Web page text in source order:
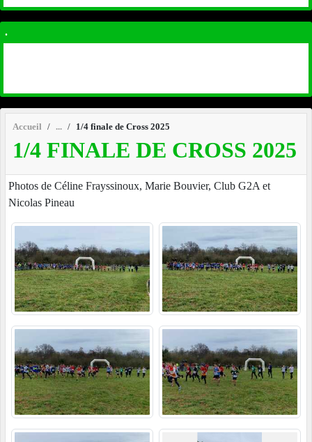
Accueil 1/4 finale de Cross 2025
1/4 FINALE DE CROSS 2025
Photos de Céline Frayssinoux, Marie Bouvier, Club G2A et
Nicolas Pineau
.